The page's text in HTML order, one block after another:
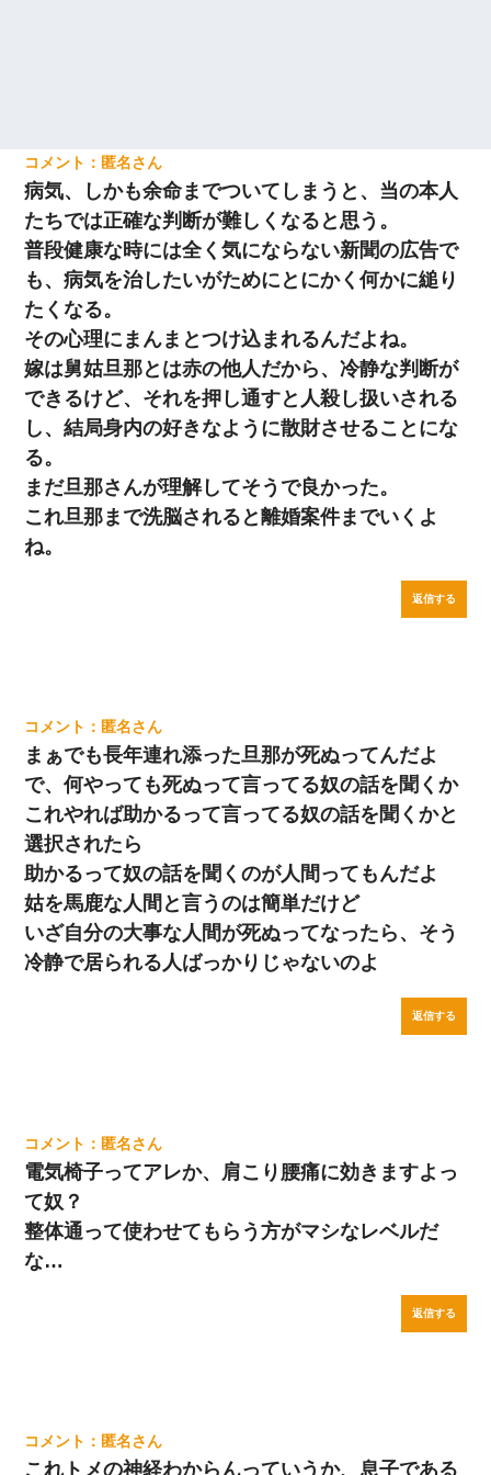
匿名
病気、しかも余命までついてしまうと、当の本人
たちでは正確な判断が難しくなると思う。
普段健康な時には全く気にならない新聞の広告で
も、病気を治したいがためにとにかく何かに縋り
たくなる。
その心理にまんまとつけ込まれるんだよね。
嫁は舅姑旦那とは赤の他人だから、冷静な判断が
できるけど、それを押し通すと人殺し扱いされる
し、結局身内の好きなように散財させることにな
る。
まだ旦那さんが理解してそうで良かった。
これ旦那まで洗脳されると離婚案件までいくよ
ね。
返信する
匿名
まぁでも長年連れ添った旦那が死ぬってんだよ
で、何やっても死ぬって言ってる奴の話を聞くか
これやれば助かるって言ってる奴の話を聞くかと
選択されたら
助かるって奴の話を聞くのが人間ってもんだよ
姑を馬鹿な人間と言うのは簡単だけど
いざ自分の大事な人間が死ぬってなったら、そう
冷静で居られる人ばっかりじゃないのよ
返信する
匿名
電気椅子ってアレか、肩こり腰痛に効きますよっ
て奴？
整体通って使わせてもらう方がマシなレベルだ
な…
返信する
匿名
これトメの神経わからんっていうか、息子である